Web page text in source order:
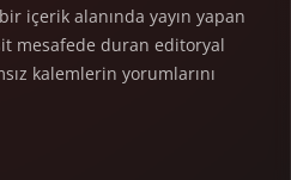
içerik alanında yayın yapan
mesafede duran editoryal
kalemlerin yorumlarını